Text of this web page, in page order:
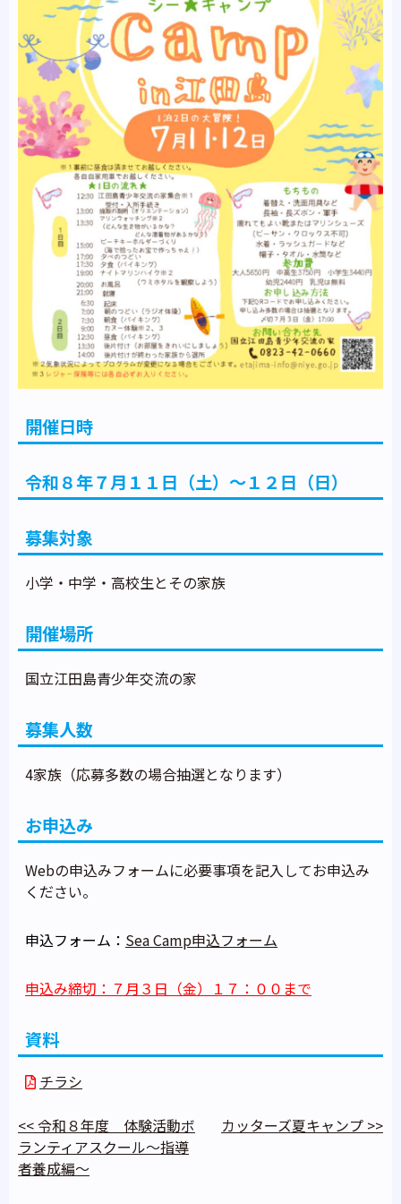
開催日時
令和８年７月１１日（土）～１２日（日）
募集対象
小学・中学・高校生とその家族
開催場所
国立江田島青少年交流の家
募集人数
4家族（応募多数の場合抽選となります）
お申込み
Webの申込みフォームに必要事項を記入してお申込み
ください。
申込フォーム： Sea Camp申込フォーム
申込み締切：７月３日（金）１７：００まで
資料
チラシ
<<令和８年度 体験活動ボ
ランティアスクール～指導
者養成編～
カッターズ夏キャンプ >>